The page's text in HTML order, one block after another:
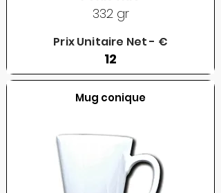
332 gr
Prix Unitaire Net - €
12
Mug conique